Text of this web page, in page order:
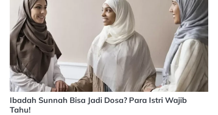
Ibadah Sunnah Bisa Jadi Dosa? Para Istri Wajib
Tahu!